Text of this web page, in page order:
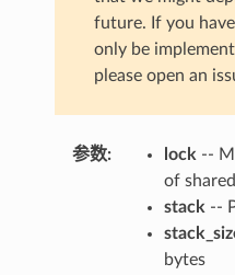
future. If you
only be
please open an
参数: lock --
of
stack --
bytes